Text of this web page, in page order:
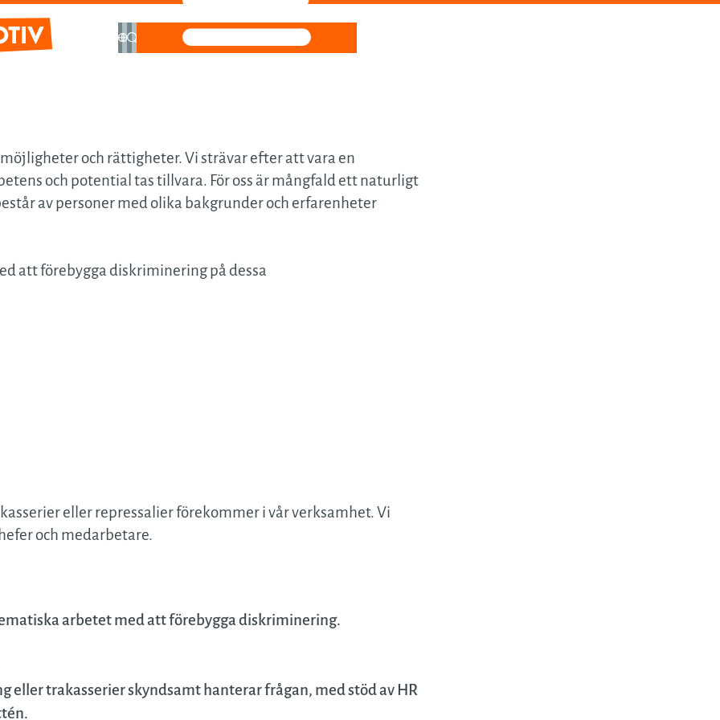
och rättigheter. Vi strävar efter att vara en
och potential tas tillvara. För oss är mångfald ett naturligt
av personer med olika bakgrunder och erfarenheter
att förebygga diskriminering på dessa
eller repressalier förekommer i vår verksamhet. Vi
och medarbetare.
arbetet med att förebygga diskriminering.
eller trakasserier skyndsamt hanterar frågan, med stöd av HR